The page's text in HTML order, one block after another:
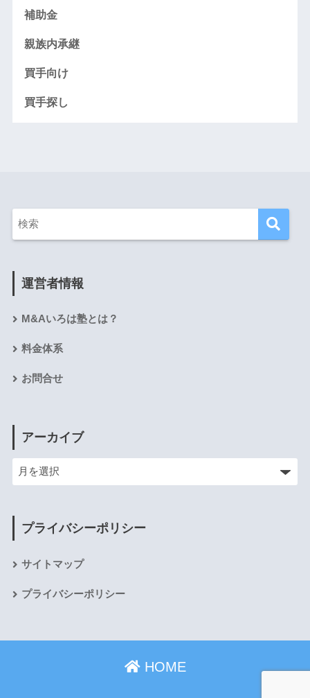
補助金
親族内承継
買手向け
買手探し
運営者情報
M&Aいろは塾とは？
料金体系
お問合せ
アーカイブ
プライバシーポリシー
サイトマップ
プライバシーポリシー
HOME